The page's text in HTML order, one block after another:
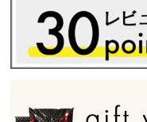
S
XL
29inc
カラー